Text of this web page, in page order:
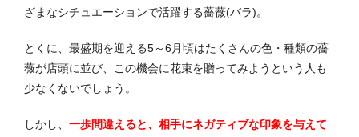
ざまなシチュエーションで活躍する薔薇(バラ)。
とくに、最盛期を迎える5～6月頃はたくさんの色・種類の薔
薇が店頭に並び、この機会に花束を贈ってみようという人も
少なくないでしょう。
しかし、 一歩間違えると、相手にネガティブな印象を与えて